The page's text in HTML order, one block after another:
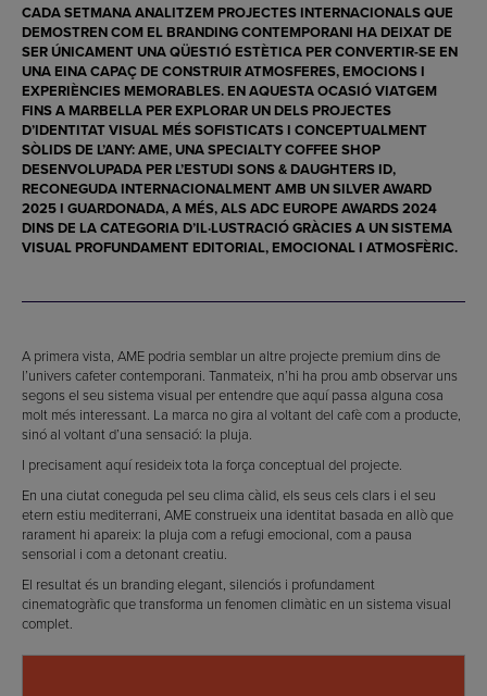
CADA SETMANA ANALITZEM PROJECTES INTERNACIONALS QUE
DEMOSTREN COM EL BRANDING CONTEMPORANI HA DEIXAT DE
SER ÚNICAMENT UNA QÜESTIÓ ESTÈTICA PER CONVERTIR-SE EN
UNA EINA CAPAÇ DE CONSTRUIR ATMOSFERES, EMOCIONS I
EXPERIÈNCIES MEMORABLES. EN AQUESTA OCASIÓ VIATGEM
FINS A MARBELLA PER EXPLORAR UN DELS PROJECTES
D’IDENTITAT VISUAL MÉS SOFISTICATS I CONCEPTUALMENT
SÒLIDS DE L’ANY:AME, UNA SPECIALTY COFFEE SHOP
DESENVOLUPADA PER L’ESTUDI SONS & DAUGHTERS ID,
RECONEGUDA INTERNACIONALMENT AMB UNSILVER AWARD
2025 I GUARDONADA, A MÉS, ALSADC EUROPE AWARDS 2024
DINS DE LA CATEGORIA D’IL·LUSTRACIÓ GRÀCIES A UN SISTEMA
VISUAL PROFUNDAMENT EDITORIAL, EMOCIONAL I ATMOSFÈRIC.
A primera vista, AME podria semblar un altre projecte premium dins de
l’univers cafeter contemporani. Tanmateix, n’hi ha prou amb observar uns
segons el seu sistema visual per entendre que aquí passa alguna cosa
molt més interessant. La marca no gira al voltant del cafè com a producte,
sinó al voltant d’una sensació: la pluja.
I precisament aquí resideix tota la força conceptual del projecte.
En una ciutat coneguda pel seu clima càlid, els seus cels clars i el seu
etern estiu mediterrani, AME construeix una identitat basada en allò que
rarament hi apareix: la pluja com a refugi emocional, com a pausa
sensorial i com a detonant creatiu.
El resultat és un branding elegant, silenciós i profundament
cinematogràfic que transforma un fenomen climàtic en un sistema visual
complet.